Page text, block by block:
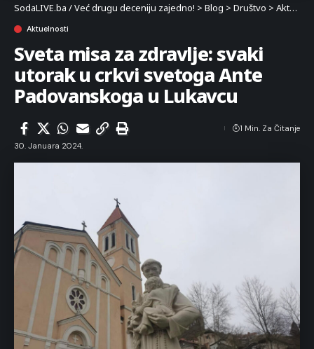
SodaLIVE.ba / Već drugu deceniju zajedno! > Blog > Društvo > Aktuelnosti
Aktuelnosti
Sveta misa za zdravlje: svaki
utorak u crkvi svetoga Ante
Padovanskoga u Lukavcu
30. Januara 2024.
1 Min. Za Čitanje